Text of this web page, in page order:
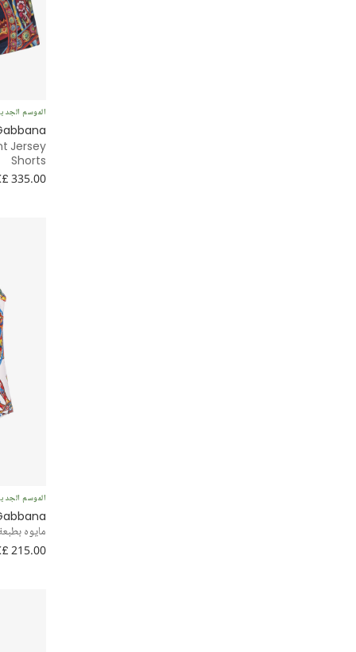
الموسم
Jersey
Shorts
335.00
الموسم
مايوه
215.00